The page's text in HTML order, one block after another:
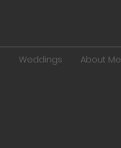
Weddings About Me